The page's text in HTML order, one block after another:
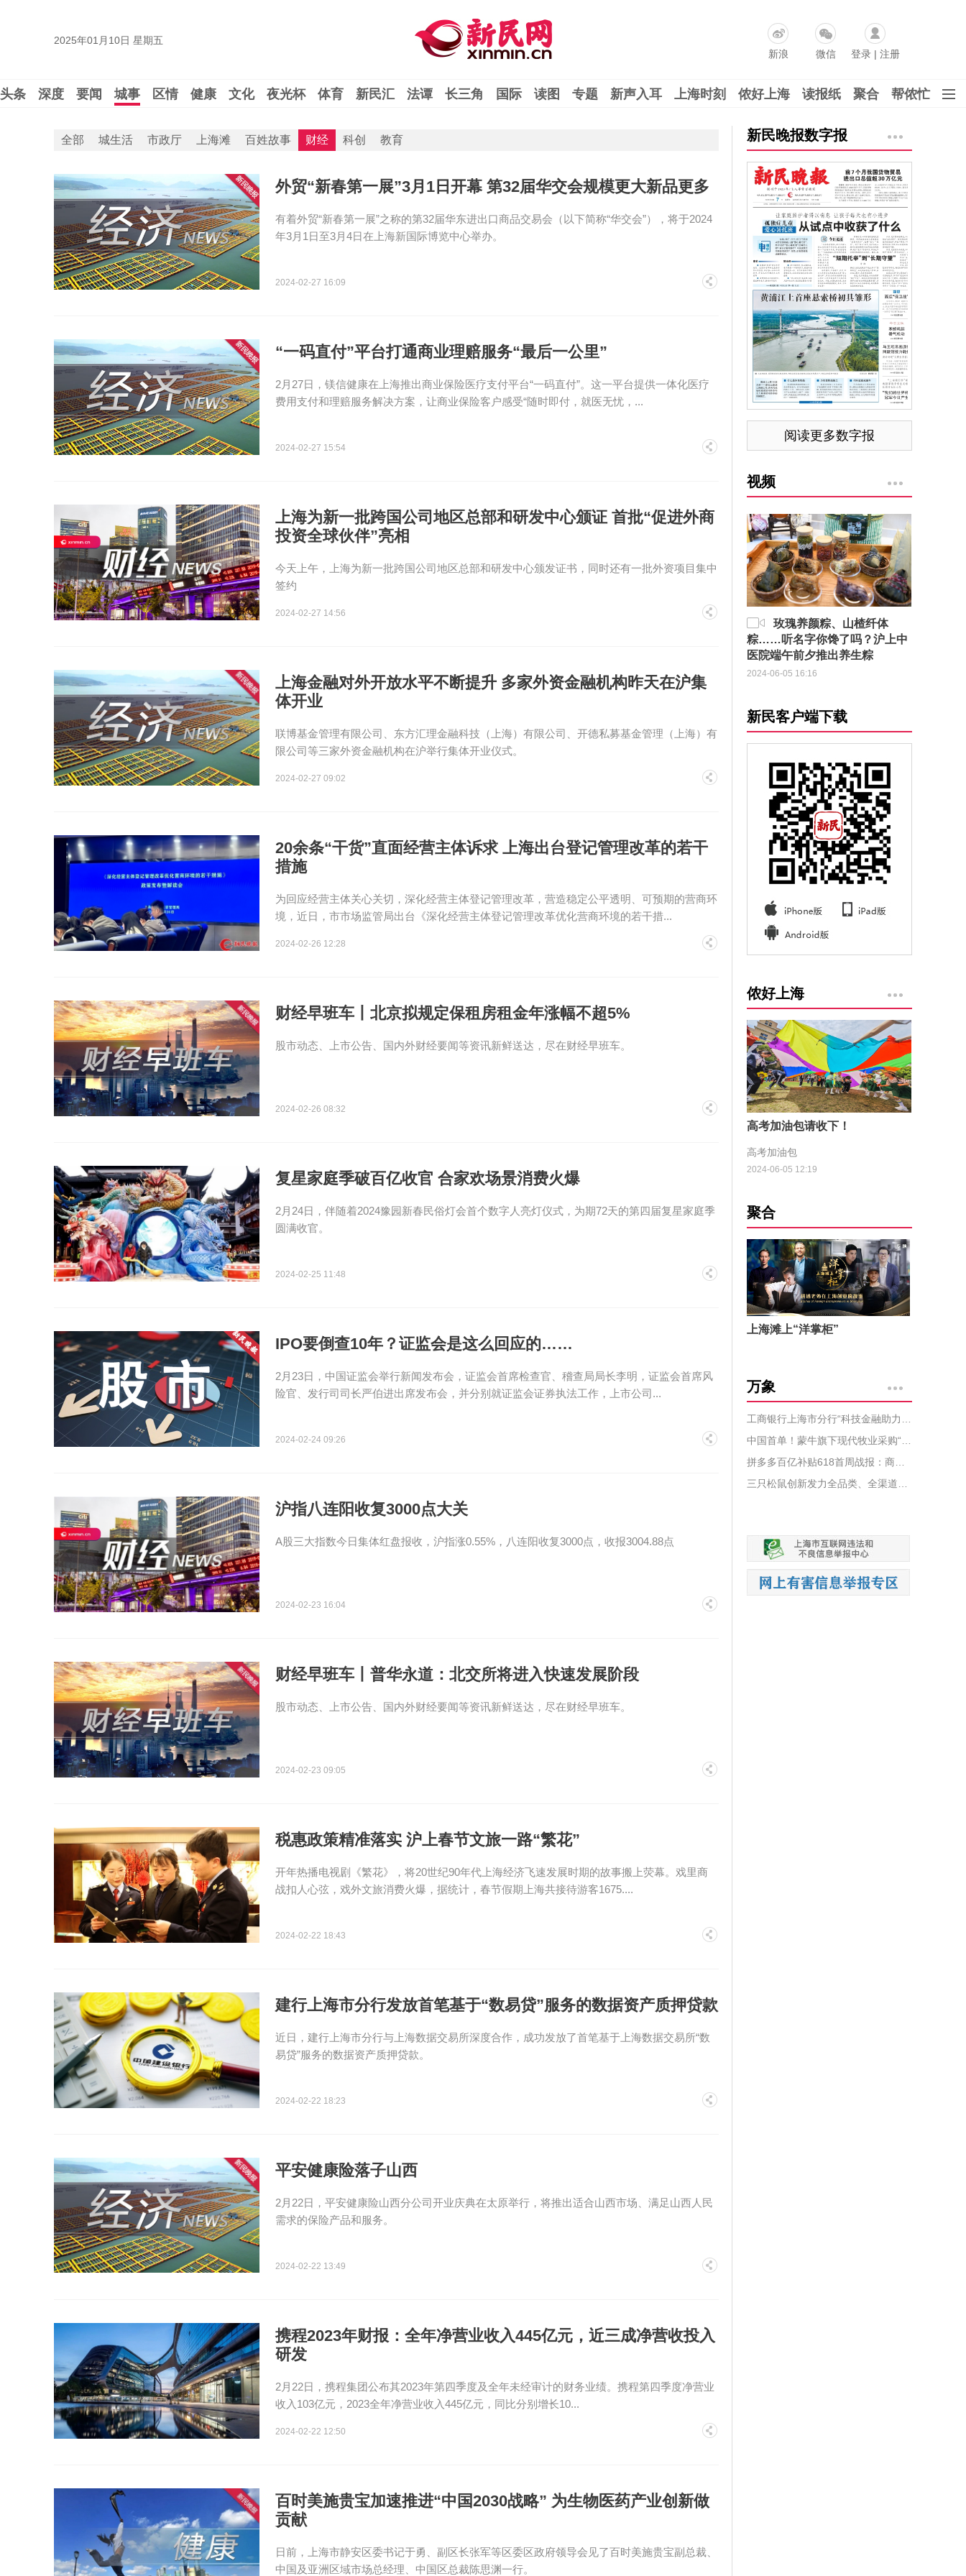
2025年01月10日 星期五
新浪
微信 登录| 注册
头条 深度 要闻 城事 区情 健康 文化 夜光杯 体育 新民汇 法谭 长三角 国际 读图 专题 新声入耳 上海时刻 侬好上海 读报纸 聚合 帮侬忙
全部 城生活 市政厅 上海滩 百姓故事 财经 科创 教育
外贸“新春第一展”3月1日开幕 第32届华交会规模更大新品更多
有着外贸“新春第一展”之称的第32届华东进出口商品交易会（以下简称“华交会”），将于2024
年3月1日至3月4日在上海新国际博览中心举办。
2024-02-27 16:09
“一码直付”平台打通商业理赔服务“最后一公里”
2月27日，镁信健康在上海推出商业保险医疗支付平台“一码直付”。这一平台提供一体化医疗
费用支付和理赔服务解决方案，让商业保险客户感受“随时即付，就医无忧，...
2024-02-27 15:54
上海为新一批跨国公司地区总部和研发中心颁证 首批“促进外商
投资全球伙伴”亮相
今天上午，上海为新一批跨国公司地区总部和研发中心颁发证书，同时还有一批外资项目集中
签约
2024-02-27 14:56
上海金融对外开放水平不断提升 多家外资金融机构昨天在沪集
体开业
联博基金管理有限公司、东方汇理金融科技（上海）有限公司、开德私募基金管理（上海）有
限公司等三家外资金融机构在沪举行集体开业仪式。
2024-02-27 09:02
20余条“干货”直面经营主体诉求 上海出台登记管理改革的若干
措施
为回应经营主体关心关切，深化经营主体登记管理改革，营造稳定公平透明、可预期的营商环
境，近日，市市场监管局出台《深化经营主体登记管理改革优化营商环境的若干措...
2024-02-26 12:28
财经早班车丨北京拟规定保租房租金年涨幅不超5%
股市动态、上市公告、国内外财经要闻等资讯新鲜送达，尽在财经早班车。
2024-02-26 08:32
复星家庭季破百亿收官 合家欢场景消费火爆
​2月24日，伴随着2024豫园新春民俗灯会首个数字人亮灯仪式，为期72天的第四届复星家庭季
圆满收官。
2024-02-25 11:48
IPO要倒查10年？证监会是这么回应的……
2月23日，中国证监会举行新闻发布会，证监会首席检查官、稽查局局长李明，证监会首席风
险官、发行司司长严伯进出席发布会，并分别就证监会证券执法工作，上市公司...
2024-02-24 09:26
沪指八连阳收复3000点大关
A股三大指数今日集体红盘报收，沪指涨0.55%，八连阳收复3000点，收报3004.88点
2024-02-23 16:04
财经早班车丨普华永道：北交所将进入快速发展阶段
股市动态、上市公告、国内外财经要闻等资讯新鲜送达，尽在财经早班车。
2024-02-23 09:05
税惠政策精准落实 沪上春节文旅一路“繁花”
开年热播电视剧《繁花》，将20世纪90年代上海经济飞速发展时期的故事搬上荧幕。戏里商
战扣人心弦，戏外文旅消费火爆，据统计，春节假期上海共接待游客1675....
2024-02-22 18:43
建行上海市分行发放首笔基于“数易贷”服务的数据资产质押贷款
近日，建行上海市分行与上海数据交易所深度合作，成功发放了首笔基于上海数据交易所“数
易贷”服务的数据资产质押贷款。
2024-02-22 18:23
平安健康险落子山西
2月22日，平安健康险山西分公司开业庆典在太原举行，将推出适合山西市场、满足山西人民
需求的保险产品和服务。
2024-02-22 13:49
携程2023年财报：全年净营业收入445亿元，近三成净营收投入
研发
2月22日，携程集团公布其2023年第四季度及全年未经审计的财务业绩。携程第四季度净营业
收入103亿元，2023全年净营业收入445亿元，同比分别增长10...
2024-02-22 12:50
百时美施贵宝加速推进“中国2030战略” 为生物医药产业创新做
贡献
日前，上海市静安区委书记于勇、副区长张军等区委区政府领导会见了百时美施贵宝副总裁、
中国及亚洲区域市场总经理、中国区总裁陈思渊一行。
新民晚报数字报
阅读更多数字报
视频
玫瑰养颜粽、山楂纤体
粽……听名字你馋了吗？沪上中
医院端午前夕推出养生粽
2024-06-05 16:16
新民客户端下载
侬好上海
高考加油包请收下！
高考加油包
2024-06-05 12:19
聚合
上海滩上“洋掌柜”
万象
拼多多百亿补贴618首周战报：商家数量同比增超九成，手机家电补贴超10亿